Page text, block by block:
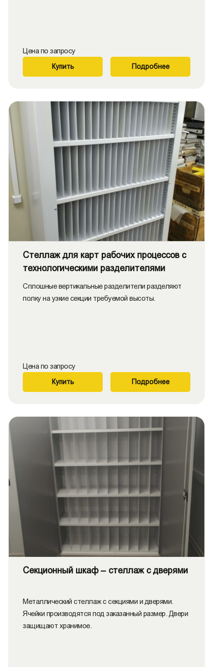
Цена по запросу
Купить Подробнее
Стеллаж для карт рабочих процессов с
технологическими разделителями
Сплошные вертикальные разделители разделяют
полку на узкие секции требуемой высоты.
Цена по запросу
Купить Подробнее
Секционный шкаф – стеллаж с дверями
Металлический стеллаж с секциями и дверями.
Ячейки производятся под заказанный размер. Двери
защищают хранимое.